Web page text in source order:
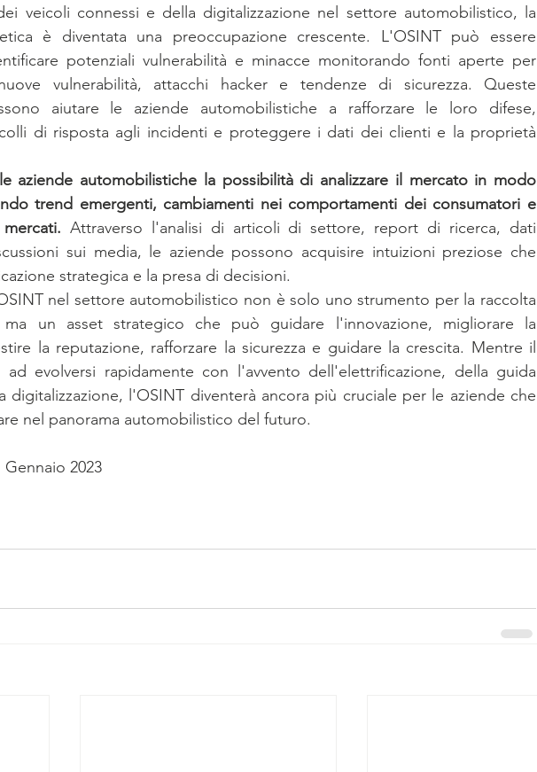
veicoli connessi e della digitalizzazione nel settore automobilistico, la
è diventata una preoccupazione crescente. L'OSINT può essere
potenziali vulnerabilità e minacce monitorando fonti aperte per
vulnerabilità, attacchi hacker e tendenze di sicurezza. Queste
aiutare le aziende automobilistiche a rafforzare le loro difese,
di risposta agli incidenti e proteggere i dati dei clienti e la proprietà
aziende automobilistiche la possibilità di analizzare il mercato in modo
trend emergenti, cambiamenti nei comportamenti dei consumatori e
Attraverso l'analisi di articoli di settore, report di ricerca, dati
sui media, le aziende possono acquisire intuizioni preziose che
strategica e la presa di decisioni.
nel settore automobilistico non è solo uno strumento per la raccolta
ma un asset strategico che può guidare l'innovazione, migliorare la
la reputazione, rafforzare la sicurezza e guidare la crescita. Mentre il
ad evolversi rapidamente con l'avvento dell'elettrificazione, della guida
digitalizzazione, l'OSINT diventerà ancora più cruciale per le aziende che
nel panorama automobilistico del futuro.
2023